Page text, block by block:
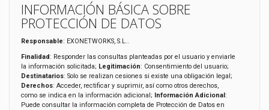
INFORMACIÓN BÁSICA SOBRE
PROTECCIÓN DE DATOS
Responsable: EXONETWORKS, S.L..
Finalidad: Responder las consultas planteadas por el usuario y enviarle
la información solicitada; Legitimación: Consentimiento del usuario;
Destinatarios: Solo se realizan cesiones si existe una obligación legal;
Derechos: Acceder, rectificar y suprimir, así como otros derechos,
como se indica en la información adicional;
Información Adicional :
Puede consultar la información completa de Protección de Datos en